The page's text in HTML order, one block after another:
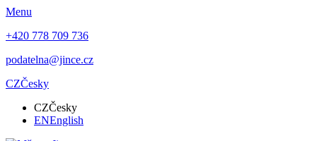
Menu
+420 778 709 736
podatelna@jince.cz
CZČesky
CZČesky
ENEnglish